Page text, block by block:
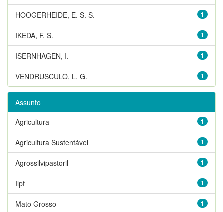
1
HOOGERHEIDE, E. S. S.
1
IKEDA, F. S.
1
ISERNHAGEN, I.
1
VENDRUSCULO, L. G.
Assunto
1
Agricultura
1
Agricultura Sustentável
1
Agrossilvipastoril
1
Ilpf
1
Mato Grosso